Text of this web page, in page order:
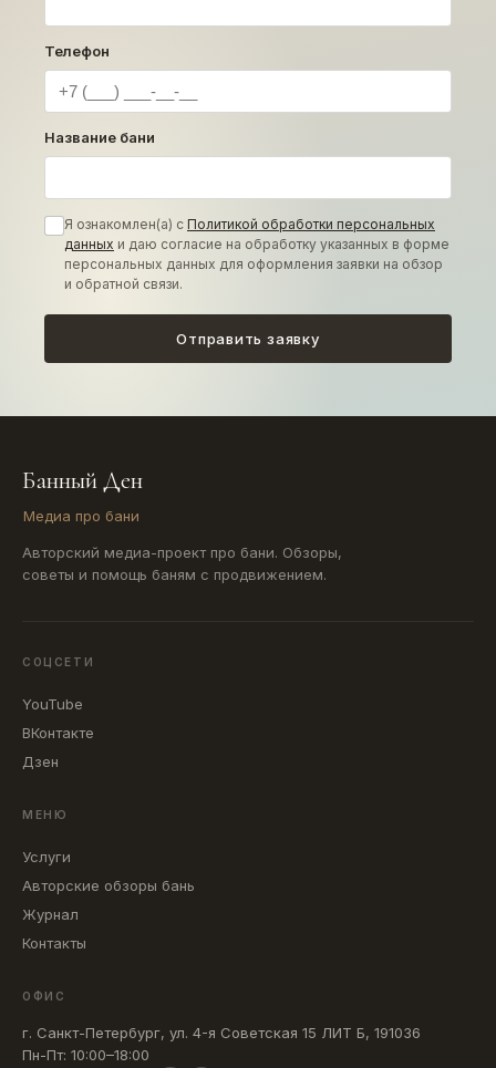
Телефон
Название бани
Я ознакомлен(а) с Политикой обработки персональных
данных и даю согласие на обработку указанных в форме
персональных данных для оформления заявки на обзор
и обратной связи.
Отправить заявку
ОБЗОРЫ БАНЬ
Карта
Показываем на карте обзоры бань из рубрики. По клику
на метку можно открыть статью.
ОПЦИИ
Бассейн
Аромапарение
Банный Ден
Медиа про бани
Авторский медиа-проект про бани. Обзоры,
советы и помощь баням с продвижением.
СОЦСЕТИ
YouTube
ВКонтакте
Дзен
МЕНЮ
Услуги
Авторские обзоры бань
Журнал
Контакты
ОФИС
г. Санкт-Петербург, ул. 4-я Советская 15 ЛИТ Б, 191036
Пн-Пт: 10:00–18:00